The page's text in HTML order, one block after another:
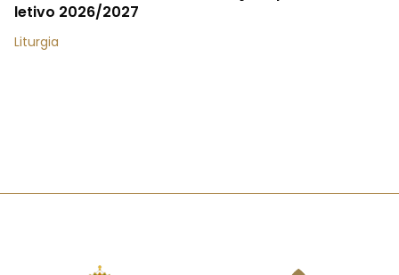
letivo 2026/2027
Liturgia